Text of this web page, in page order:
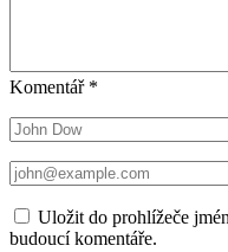
Komentář *
Uložit do prohlížeče
budoucí komentáře.